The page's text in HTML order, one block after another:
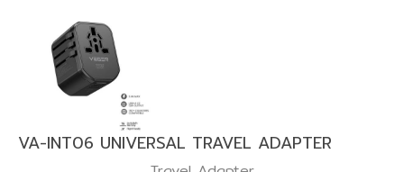
VA-INT06 UNIVERSAL TRAVEL ADAPTER